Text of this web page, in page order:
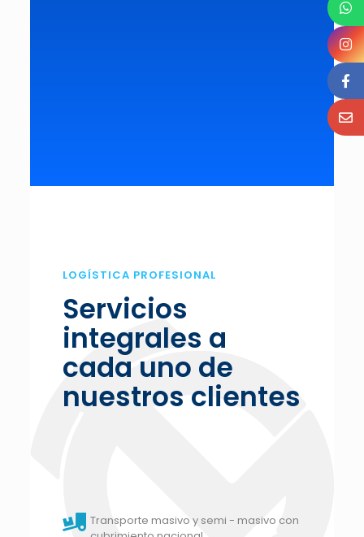
LOGÍSTICA PROFESIONAL
Servicios
integrales a
cada uno de
nuestros clientes
Transporte masivo y semi - masivo con